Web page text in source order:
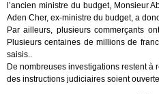
l’ancien ministre du budget, Monsieur
Aden Cher, ex-ministre du budget, a
Par ailleurs, plusieurs commerçants
Plusieurs centaines de millions de
saisis..
De nombreuses investigations restent à
des instructions judiciaires soient